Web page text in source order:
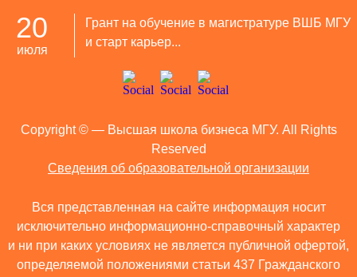
20
июля
Грант на обучение в магистратуре ВШБ МГУ
и старт карьер...
Copyright © — Высшая школа бизнеса МГУ. All Rights
Reserved
Сведения об образовательной организации
Вся представленная на сайте информация носит
исключительно информационно-справочный характер
и ни при каких условиях не является публичной офертой,
определяемой положениями статьи 437 Гражданского